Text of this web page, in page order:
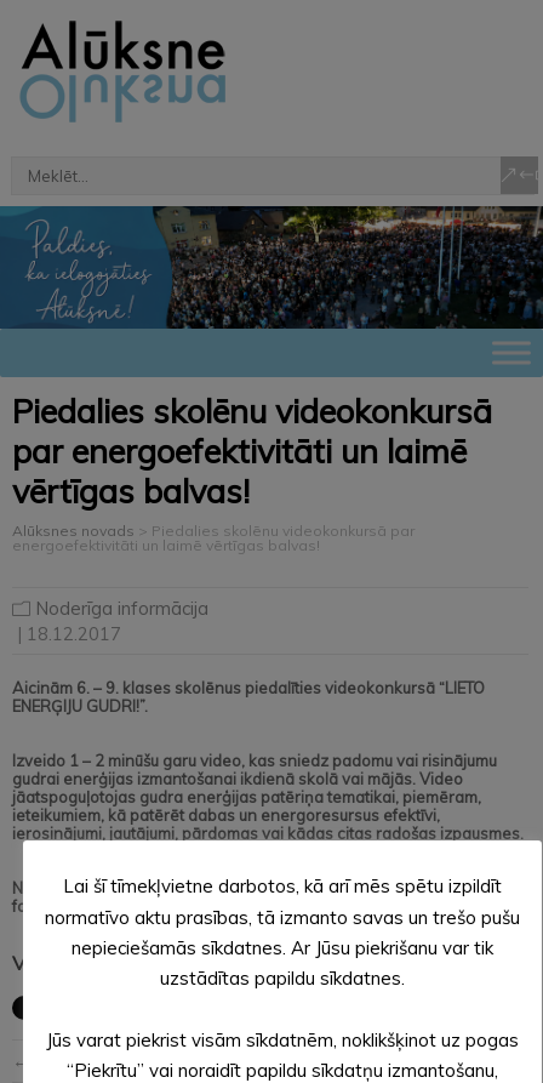
Piedalies skolēnu videokonkursā
par energoefektivitāti un laimē
vērtīgas balvas!
Alūksnes novads > Piedalies skolēnu videokonkursā par
energoefektivitāti un laimē vērtīgas balvas!
Noderīga informācija
| 18.12.2017
Aicinām 6. – 9. klases skolēnus piedalīties videokonkursā “LIETO
ENERĢIJU GUDRI!”.
Izveido 1 – 2 minūšu garu video, kas sniedz padomu vai risinājumu
gudrai enerģijas izmantošanai ikdienā skolā vai mājās. Video
jāatspoguļotojas gudra enerģijas patēriņa tematikai, piemēram,
ieteikumiem, kā patērēt dabas un energoresursus efektīvi,
ierosinājumi, jautājumi, pārdomas vai kādas citas radošas izpausmes.
Nofilmē video, augšupielādē to kādā vietnē, kas atbalsta video
formātu (visērtāk Youtube), aizpildot ANKETU, nosūti to mums.
Vairāk par konkursu uzzini ŠEIT: VIDEOKONKURSS
← Iepriekšējā ziņa Nākošā ziņa →
Lai šī tīmekļvietne darbotos, kā arī mēs spētu izpildīt
normatīvo aktu prasības, tā izmanto savas un trešo pušu
nepieciešamās sīkdatnes. Ar Jūsu piekrišanu var tik
uzstādītas papildu sīkdatnes.
Jūs varat piekrist visām sīkdatnēm, noklikšķinot uz pogas
“Piekrītu” vai noraidīt papildu sīkdatņu izmantošanu,